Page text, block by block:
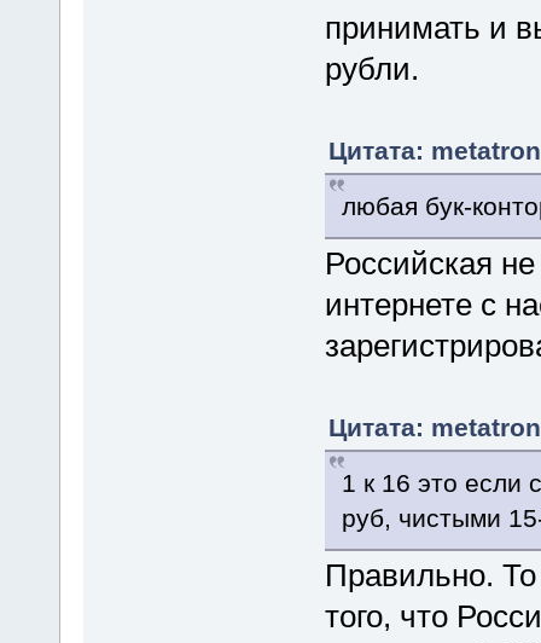
принимать и
рубли.
Цитата:
любая бук-
Российская
интернете с
Цитата:
1 к 16 это если
руб, чистыми
Правильно.
того, что